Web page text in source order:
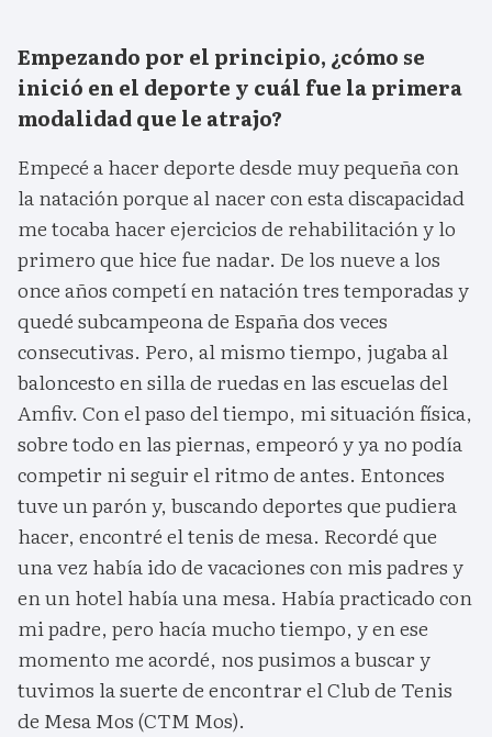
Empezando por el principio, ¿cómo se
inició en el deporte y cuál fue la primera
modalidad que le atrajo?
Empecé a hacer deporte desde muy pequeña con
la natación porque al nacer con esta discapacidad
me tocaba hacer ejercicios de rehabilitación y lo
primero que hice fue nadar. De los nueve a los
once años competí en natación tres temporadas y
quedé subcampeona de España dos veces
consecutivas. Pero, al mismo tiempo, jugaba al
baloncesto en silla de ruedas en las escuelas del
Amfiv. Con el paso del tiempo, mi situación física,
sobre todo en las piernas, empeoró y ya no podía
competir ni seguir el ritmo de antes. Entonces
tuve un parón y, buscando deportes que pudiera
hacer, encontré el tenis de mesa. Recordé que
una vez había ido de vacaciones con mis padres y
en un hotel había una mesa. Había practicado con
mi padre, pero hacía mucho tiempo, y en ese
momento me acordé, nos pusimos a buscar y
tuvimos la suerte de encontrar el Club de Tenis
de Mesa Mos (CTM Mos).